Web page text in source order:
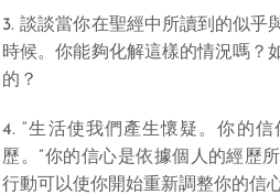
3. 談談當你在聖經中所讀到的似乎
時候。你能夠化解這樣的情況嗎？
的？
4. “生活使我們產生懷疑。你的
歷。”你的信心是依據個人的經歷
行動可以使你開始重新調整你的信